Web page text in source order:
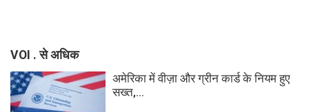
VOI . से अधिक
अमेरिका में वीज़ा और ग्रीन कार्ड के नियम हुए
सख्त,...